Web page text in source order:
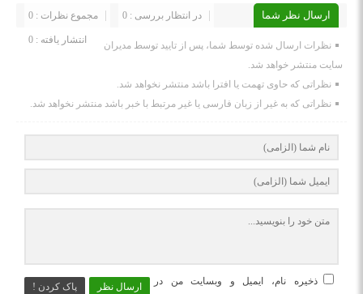
ارسال نظر شما مجموع نظرات : 0 در انتظار بررسی : 0
انتشار یافته : 0
نظرات ارسال شده توسط شما، پس از تایید توسط مدیران
سایت منتشر خواهد شد.
نظراتی که حاوی تهمت یا افترا باشد منتشر نخواهد شد.
نظراتی که به غیر از زبان فارسی یا غیر مرتبط با خبر باشد منتشر نخواهد شد.
ارسال نظر پاک کردن !
ذخیره نام، ایمیل و وبسایت من در